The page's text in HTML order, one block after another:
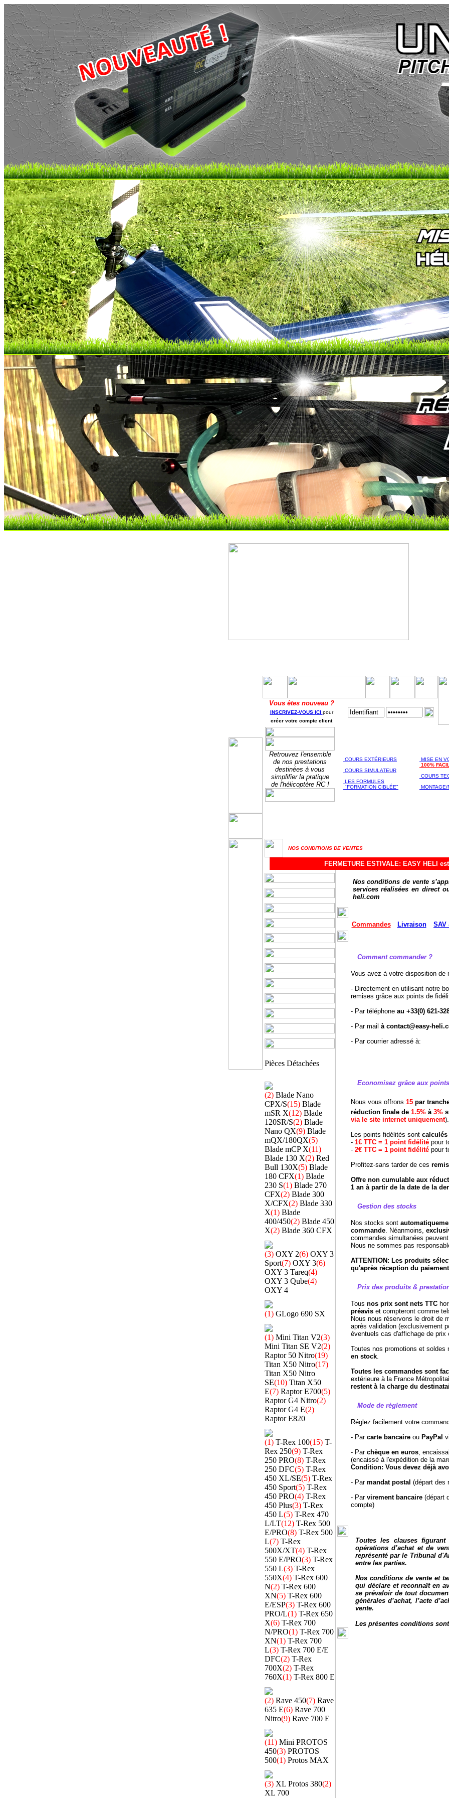
Vous êtes nouveau ?
INSCRIVEZ-VOUS ICI pour
créer votre compte client
Retrouvez l'ensemble
de nos prestations
destinées à vous
simplifier la pratique
de l'hélicoptère RC !
COURS EXTÉRIEURS
COURS SIMULATEUR
LES FORMULES
"FORMATION CIBLÉE"
MISE EN
100%
COURS
MONTAGE/
NOS CONDITIONS DE VENTES
FERMETURE ESTIVALE: EASY HELI
Pièces Détachées
(2) Blade Nano
CPX/S(15) Blade
mSR X(12) Blade
120SR/S(2) Blade
Nano QX(9) Blade
mQX/180QX(5)
Blade mCP X(11)
Blade 130 X(2) Red
Bull 130X(5) Blade
180 CFX(1) Blade
230 S(1) Blade 270
CFX(2) Blade 300
X/CFX(2) Blade 330
X(1) Blade
400/450(2) Blade 450
X(2) Blade 360 CFX
(3) OXY 2(6) OXY 3
Sport(7) OXY 3(6)
OXY 3 Tareq(4)
OXY 3 Qube(4)
OXY 4
(1) GLogo 690 SX
(1) Mini Titan V2(3)
Mini Titan SE V2(2)
Raptor 50 Nitro(19)
Titan X50 Nitro(17)
Titan X50 Nitro
SE(10) Titan X50
E(7) Raptor E700(5)
Raptor G4 Nitro(2)
Raptor G4 E(2)
Raptor E820
(1) T-Rex 100(15) T-
Rex 250(9) T-Rex
250 PRO(8) T-Rex
250 DFC(5) T-Rex
450 XL/SE(5) T-Rex
450 Sport(5) T-Rex
450 PRO(4) T-Rex
450 Plus(3) T-Rex
450 L(5) T-Rex 470
L/LT(12) T-Rex 500
E/PRO(8) T-Rex 500
L(7) T-Rex
500X/XT(4) T-Rex
550 E/PRO(3) T-Rex
550 L(3) T-Rex
550X(4) T-Rex 600
N(2) T-Rex 600
XN(5) T-Rex 600
E/ESP(3) T-Rex 600
PRO/L(1) T-Rex 650
X(6) T-Rex 700
N/PRO(1) T-Rex 700
XN(1) T-Rex 700
L(3) T-Rex 700 E/E
DFC(2) T-Rex
700X(2) T-Rex
760X(1) T-Rex 800 E
(2) Rave 450(7) Rave
635 E(6) Rave 700
Nitro(9) Rave 700 E
(11) Mini PROTOS
450(3) PROTOS
500(1) Protos MAX
(3) XL Protos 380(2)
XL 700
Nos conditions de vente
services réalisées en direct
heli.com
Commandes Livraison SAV
Comment commander ?
Vous avez à votre disposition de
- Directement en utilisant notre
remises grâce aux points de
- Par téléphone au +33(0) 621-
- Par mail à contact@easy-
- Par courrier adressé à:
Economisez grâce aux
Nous vous offrons 15 par
réduction finale de 1.5%à 3%
via le site internet uniquement).
Les points fidélités sont
- 1€ TTC = 1 point fidélitépour
- 2€ TTC = 1 point fidélitépour
Profitez-sans tarder de ces
Offre non cumulable aux
1 an à partir de la date de la
Gestion des stocks
Nos stocks sont
commande. Néanmoins,
commandes simultanées
Nous ne sommes pas
ATTENTION: Les produits
qu'après réception du
Prix des produits &
Tous nos prix sont nets TTC
préaviset compteront comme
Nous nous réservons le droit de
après validation (exclusivement
éventuels cas d'affichage de prix
Toutes nos promotions et soldes
en stock.
Toutes les commandes sont
extérieure à la France
restent à la charge du
Mode de règlement
Réglez facilement votre
- Par carte bancaireou PayPal
- Par chèque en euros,
(encaissé à l'expédition de la
Condition: Vous devez déjà
- Par mandat postal (départ des
- Par virement bancaire(départ
compte)
Toutes les clauses
opérations d’achat et de
représenté par le Tribunal
entre les parties.
Nos conditions de vente et
qui déclare et reconnaît en
se prévaloir de tout
générales d’achat, l’acte
vente.
Les présentes conditions